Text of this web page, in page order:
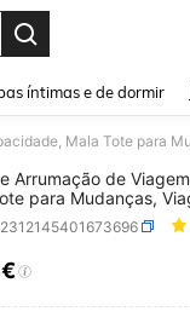
íntimas e de dormir
Arrumação de
para Mudanças,
Correr e Pega
AND